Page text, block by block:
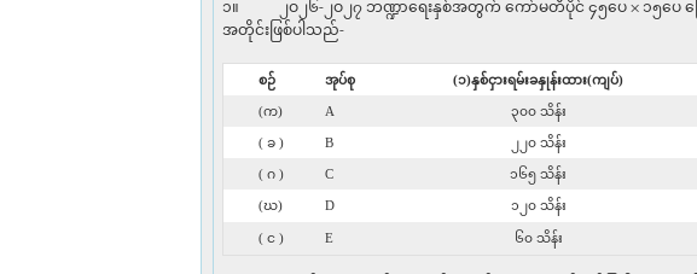
၁။ ၂ဝ၂၆-၂ဝ၂၇ ဘဏ္ဍာရေးနှစ်အတွက် ကော်မတီပိုင် ၄၅ပေ × ၁၅ပေ ကြ
အတိုင်းဖြစ်ပါသည်-
စဉ် အုပ်စု (၁)နှစ်ငှားရမ်းခနှုန်းထား(ကျပ်)
(က) A ၃၀၀ သိန်း
( ခ ) B ၂၂၀ သိန်း
( ဂ ) C ၁၆၅ သိန်း
(ဃ) D ၁၂၀ သိန်း
( င ) E ၆၀ သိန်း